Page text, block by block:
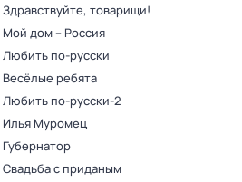
Здравствуйте, товарищи!
Мой дом – Россия
Любить по-русски
Весёлые ребята
Любить по-русски-2
Илья Муромец
Губернатор
Свадьба с приданым